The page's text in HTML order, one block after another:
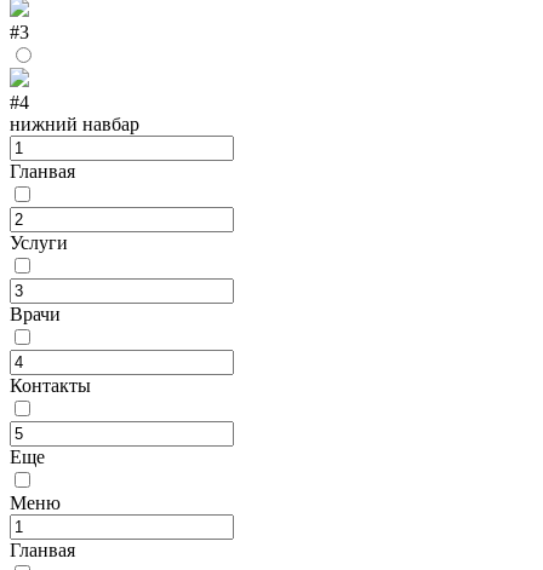
#3
#4
нижний навбар
Гланвая
Услуги
Врачи
Контакты
Еще
Меню
Гланвая